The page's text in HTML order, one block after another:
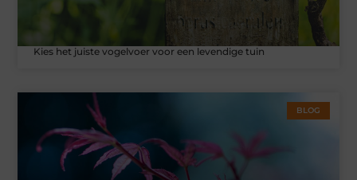
Kies het juiste vogelvoer voor een levendige tuin
BLOG